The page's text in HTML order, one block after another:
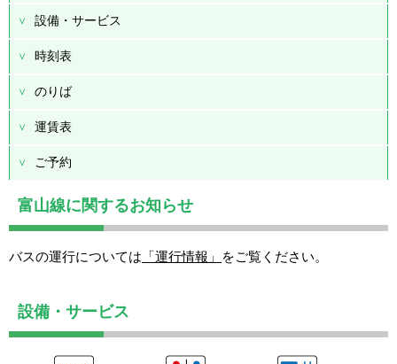
設備・サービス
時刻表
のりば
運賃表
ご予約
富山線に関するお知らせ
バスの運行については 「運行情報」 をご覧ください。
設備・サービス